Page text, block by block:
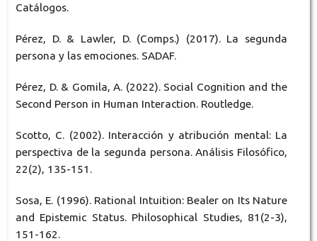
Catálogos.
Pérez, D. & Lawler, D. (Comps.) (2017). La segunda
persona y las emociones. SADAF.
Pérez, D. & Gomila, A. (2022). Social Cognition and the
Second Person in Human Interaction. Routledge.
Scotto, C. (2002). Interacción y atribución mental: La
perspectiva de la segunda persona. Análisis Filosófico,
22(2), 135-151.
Sosa, E. (1996). Rational Intuition: Bealer on Its Nature
and Epistemic Status. Philosophical Studies, 81(2-3),
151-162.